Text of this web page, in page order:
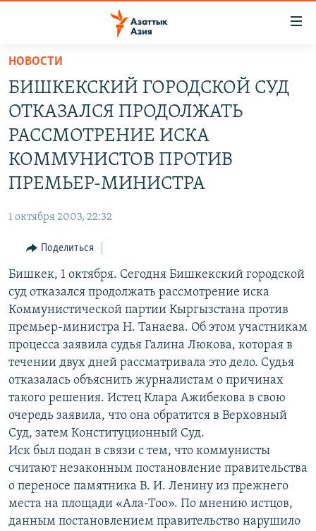
Вернуться
основному
содержанию
Вернутся
главной
навигации
КЫРГЫЗСТАН
УЗБЕКИСТАН
ТАДЖИКИСТАН
ВОЙНА В УКРАИНЕ
НА ДРУГИХ ЯЗЫКАХ
ҚАЗАҚША
ТОҶИКӢ
TÜRKMENÇE
ПОДПИШИТЕСЬ НА НАС В СОЦСЕТЯХ
Все сайты РСЕ/РС
НОВОСТИ
БИШКЕКСКИЙ ГОРОДСКОЙ СУД
ОТКАЗАЛСЯ ПРОДОЛЖАТЬ
РАССМОТРЕНИЕ ИСКА
КОММУНИСТОВ ПРОТИВ
ПРЕМЬЕР-МИНИСТРА
1 октября 2003, 22:32
Поделиться
Бишкек, 1 октября. Сегодня Бишкекский городской
суд отказался продолжать рассмотрение иска
Коммунистической партии Кыргызстана против
премьер-министра Н. Танаева. Об этом участникам
процесса заявила судья Галина Люкова, которая в
течении двух дней рассматривала это дело. Судья
отказалась объяснить журналистам о причинах
такого решения. Истец Клара Ажибекова в свою
очередь заявила, что она обратится в Верховный
Суд, затем Конституционный Суд.
Иск был подан в связи с тем, что коммунисты
считают незаконным постановление правительства
о переносе памятника В. И. Ленину из прежнего
места на площади «Ала-Тоо». По мнению истцов,
данным постановлением правительство нарушило